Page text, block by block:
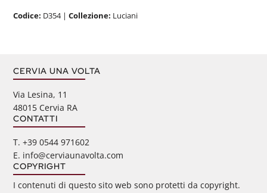
Codice: D354|Collezione: Luciani
CERVIA UNA VOLTA
Via Lesina, 11
48015 Cervia RA
CONTATTI
‭T. +39 0544 971602
E. info@cerviaunavolta.com
COPYRIGHT
I contenuti di questo sito web sono protetti da copyright.